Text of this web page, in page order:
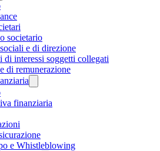
societario
e di direzione
di interessi soggetti collegati
di remunerazione
finanziaria
e Whistleblowing